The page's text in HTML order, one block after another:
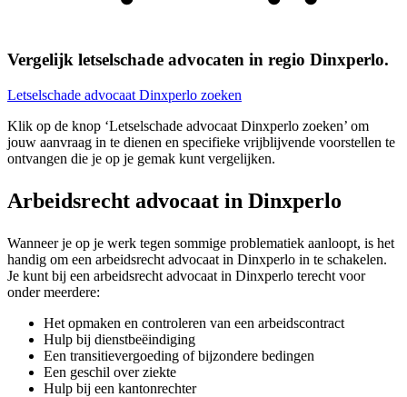
Vergelijk letselschade advocaten in regio Dinxperlo.
Letselschade advocaat Dinxperlo zoeken
Klik op de knop ‘Letselschade advocaat Dinxperlo zoeken’ om
jouw aanvraag in te dienen en specifieke vrijblijvende voorstellen te
ontvangen die je op je gemak kunt vergelijken.
Arbeidsrecht advocaat in Dinxperlo
Wanneer je op je werk tegen sommige problematiek aanloopt, is het
handig om een arbeidsrecht advocaat in Dinxperlo in te schakelen.
Je kunt bij een arbeidsrecht advocaat in Dinxperlo terecht voor
onder meerdere:
Het opmaken en controleren van een arbeidscontract
Hulp bij dienstbeëindiging
Een transitievergoeding of bijzondere bedingen
Een geschil over ziekte
Hulp bij een kantonrechter